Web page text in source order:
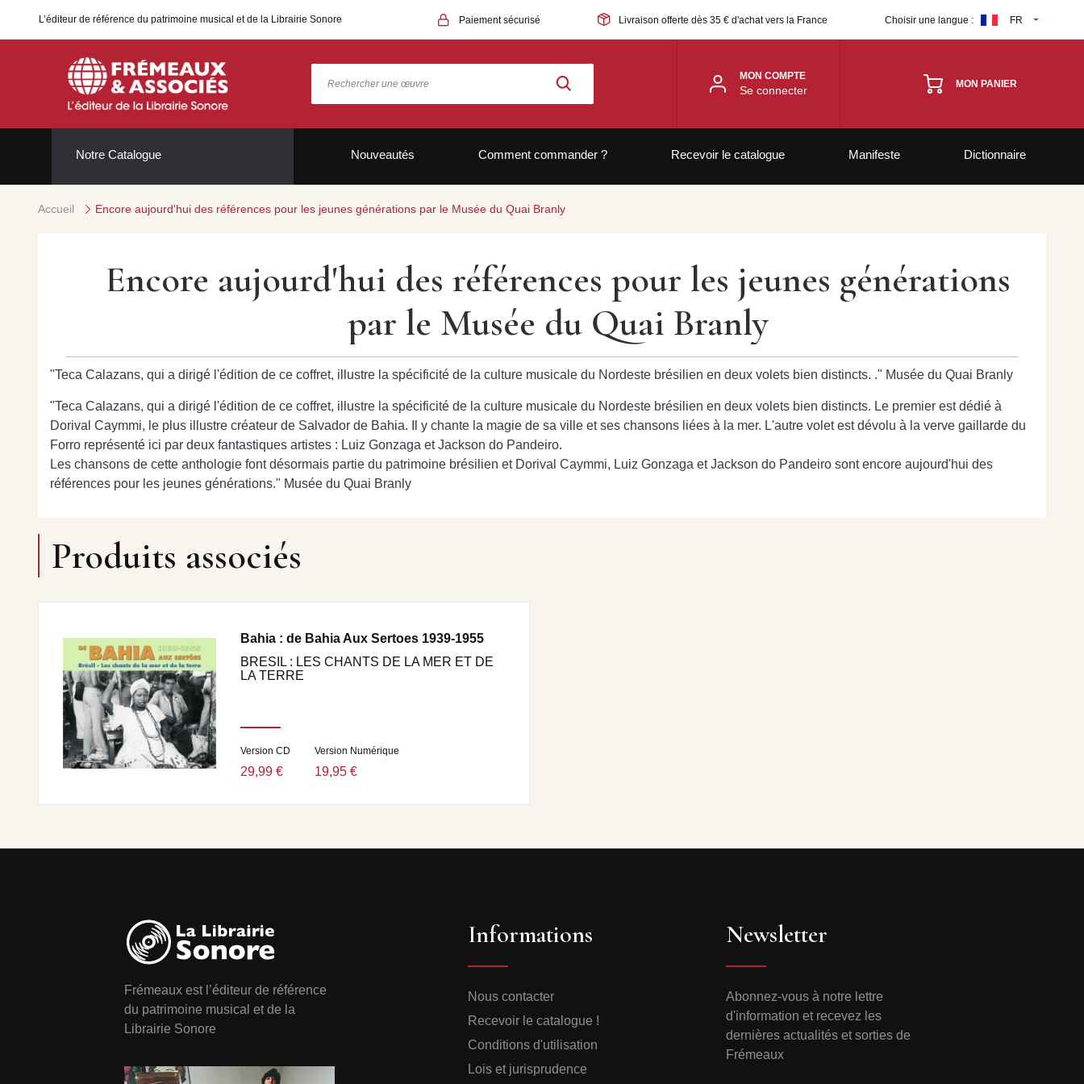
L’éditeur de référence du patrimoine musical et de la Librairie Sonore Paiement sécurisé Livraison offerte dès 35 € d'achat vers la France Choisir une langue : FR
MON COMPTE
Se connecter MON PANIER
Notre Catalogue Nouveautés Comment commander ? Recevoir le catalogue Manifeste Dictionnaire
Accueil Encore aujourd'hui des références pour les jeunes générations par le Musée du Quai Branly
Encore aujourd'hui des références pour les jeunes générations
par le Musée du Quai Branly
"Teca Calazans, qui a dirigé l'édition de ce coffret, illustre la spécificité de la culture musicale du Nordeste brésilien en deux volets bien distincts. ." Musée du Quai Branly
"Teca Calazans, qui a dirigé l'édition de ce coffret, illustre la spécificité de la culture musicale du Nordeste brésilien en deux volets bien distincts. Le premier est dédié à
Dorival Caymmi, le plus illustre créateur de Salvador de Bahia. Il y chante la magie de sa ville et ses chansons liées à la mer. L'autre volet est dévolu à la verve gaillarde du
Forro représenté ici par deux fantastiques artistes : Luiz Gonzaga et Jackson do Pandeiro.
Les chansons de cette anthologie font désormais partie du patrimoine brésilien et Dorival Caymmi, Luiz Gonzaga et Jackson do Pandeiro sont encore aujourd'hui des
références pour les jeunes générations." Musée du Quai Branly
Produits associés
Bahia : de Bahia Aux Sertoes 1939-1955
BRESIL : LES CHANTS DE LA MER ET DE
LA TERRE
Version CD
29,99 €
Version Numérique
19,95 €
Frémeaux est l’éditeur de référence
du patrimoine musical et de la
Librairie Sonore
Informations
Nous contacter
Recevoir le catalogue !
Conditions d'utilisation
Lois et jurisprudence
Newsletter
Abonnez-vous à notre lettre
d'information et recevez les
dernières actualités et sorties de
Frémeaux